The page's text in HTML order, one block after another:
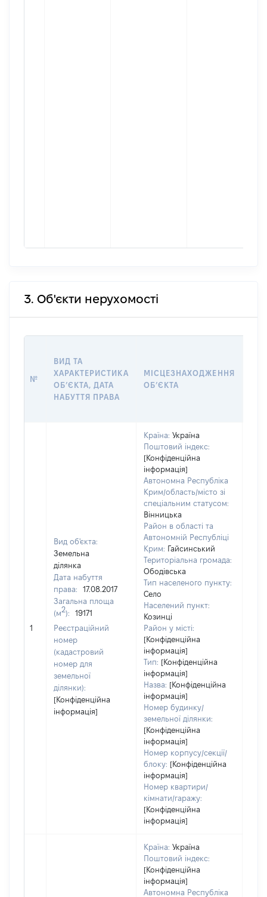
3. Об'єкти нерухомості
№
ВИД ТА
ХАРАКТЕРИСТИКА
ОБʼЄКТА, ДАТА
НАБУТТЯ ПРАВА
МІСЦЕЗНАХОДЖЕННЯ
ОБʼЄКТА
1
Вид об'єкта:
Земельна
ділянка
Дата набуття
права:
17.08.2017
Загальна площа
(м2):
19171
Реєстраційний
номер
(кадастровий
номер для
земельної
ділянки):
[Конфіденційна
інформація]
Країна: Україна
Поштовий індекс:
[Конфіденційна
інформація]
Автономна Республіка
Крим/область/місто зі
спеціальним статусом:
Вінницька
Район в області та
Автономній Республіці
Крим: Гайсинський
Територіальна громада:
Ободівська
Тип населеного пункту:
Село
Населений пункт:
Козинці
Район у місті:
[Конфіденційна
інформація]
Тип: [Конфіденційна
інформація]
Назва: [Конфіденційна
інформація]
Номер будинку/
земельної ділянки:
[Конфіденційна
інформація]
Номер корпусу/секції/
блоку: [Конфіденційна
інформація]
Номер квартири/
кімнати/гаражу:
[Конфіденційна
інформація]
Країна: Україна
Поштовий індекс:
[Конфіденційна
інформація]
Автономна Республіка